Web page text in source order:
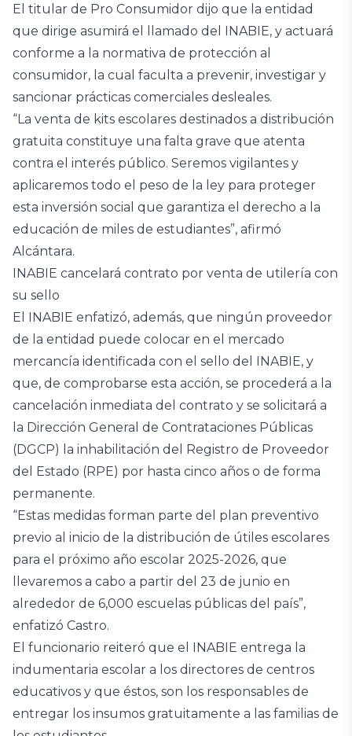
El titular de Pro Consumidor dijo que la entidad
que dirige asumirá el llamado del INABIE, y actuará
conforme a la normativa de protección al
consumidor, la cual faculta a prevenir, investigar y
sancionar prácticas comerciales desleales.
“La venta de kits escolares destinados a distribución
gratuita constituye una falta grave que atenta
contra el interés público. Seremos vigilantes y
aplicaremos todo el peso de la ley para proteger
esta inversión social que garantiza el derecho a la
educación de miles de estudiantes”, afirmó
Alcántara.
INABIE cancelará contrato por venta de utilería con
su sello
El INABIE enfatizó, además, que ningún proveedor
de la entidad puede colocar en el mercado
mercancía identificada con el sello del INABIE, y
que, de comprobarse esta acción, se procederá a la
cancelación inmediata del contrato y se solicitará a
la Dirección General de Contrataciones Públicas
(DGCP) la inhabilitación del Registro de Proveedor
del Estado (RPE) por hasta cinco años o de forma
permanente.
“Estas medidas forman parte del plan preventivo
previo al inicio de la distribución de útiles escolares
para el próximo año escolar 2025-2026, que
llevaremos a cabo a partir del 23 de junio en
alrededor de 6,000 escuelas públicas del país”,
enfatizó Castro.
El funcionario reiteró que el INABIE entrega la
indumentaria escolar a los directores de centros
educativos y que éstos, son los responsables de
entregar los insumos gratuitamente a las familias de